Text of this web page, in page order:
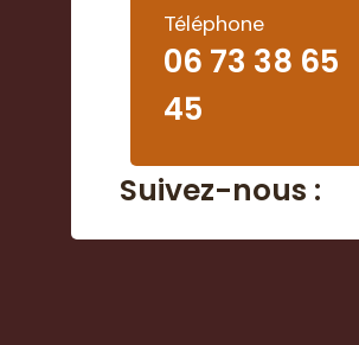
06 73 38 65
45
Téléphone
Suivez-nous :